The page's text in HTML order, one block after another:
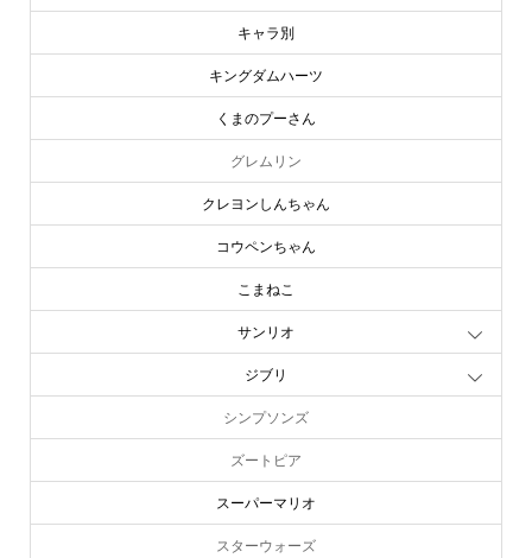
キャラ別
キングダムハーツ
くまのプーさん
グレムリン
クレヨンしんちゃん
コウペンちゃん
こまねこ
サンリオ
ジブリ
シンプソンズ
ズートピア
スーパーマリオ
スターウォーズ